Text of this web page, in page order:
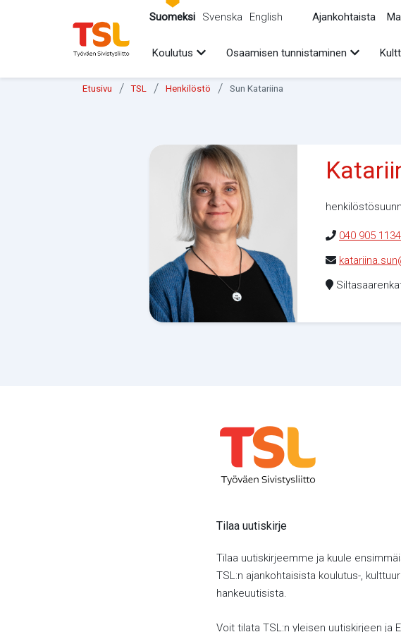
Suomeksi Svenska English Ajankohtaista
Koulutus Avaa alavalikko
Osaamisen tunnistaminen Avaa
Etusivu / TSL / Henkilöstö / Sun Katariina
040 905 1134
Tilaa uutiskirje
Tilaa uutiskirjeemme ja kuule
TSL:n ajankohtaisista koulutus-,
hankeuutisista.
Voit tilata TSL:n yleisen uutiskirjeen ja